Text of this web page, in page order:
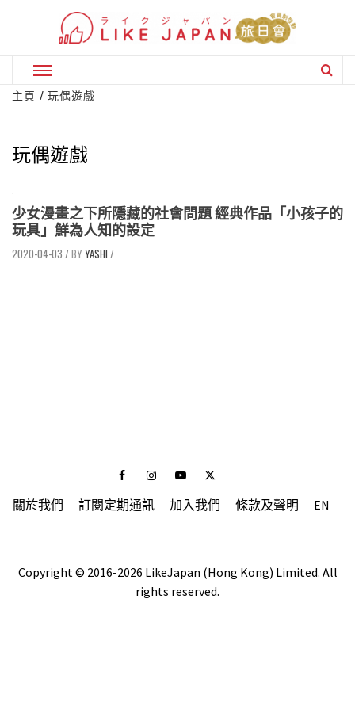
Primary
Menu
主頁 玩偶遊戲
玩偶遊戲
少女漫畫之下所隱藏的社會問題 經典作品「小孩子的
玩具」鮮為人知的設定
2020-04-03 / YASHI /
FacebookInstagramYoutubeTwitter
關於我們 訂閱定期通訊 加入我們 條款及聲明 EN
Copyright © 2016-2026 LikeJapan (Hong Kong) Limited. All
rights reserved.